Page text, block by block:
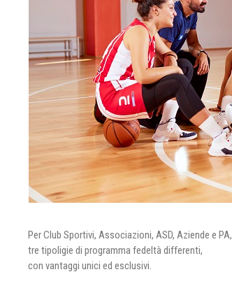
Per Club Sportivi, Associazioni, ASD, Aziende e PA,
tre tipoligie di programma fedeltà differenti,
con vantaggi unici ed esclusivi.